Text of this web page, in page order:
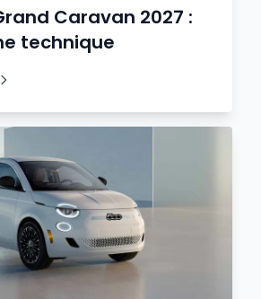
Caravan 2027 :
technique